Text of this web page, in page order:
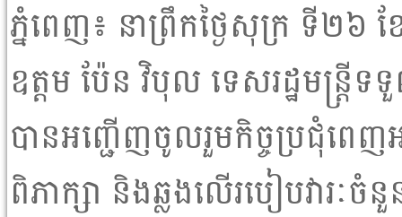
ភ្នំពេញ៖ នាព្រឹកថ្ងៃសុក្រ ទី២៦
ឧត្តម ប៉ែន វិបុល ទេសរដ្ឋមន្រ្
បានអញ្ជើញចូលរួមកិច្ចប្រជុំពេញអ
ពិភាក្សា និងឆ្លងលើរបៀបវារៈ